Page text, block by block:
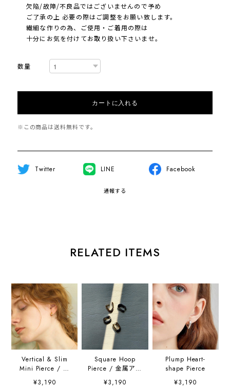
欠陥/故障/不良品ではございませんので予め
ご了承の上 必要の際はご調整をお願い致します。
繊細な作りの為、ご使用・ご着用の際は
十分にお気を付けてお取り扱い下さいませ。
数量
カートに入れる
※この商品は送料無料です。
Twitter LINE Facebook
通報する
RELATED ITEMS
Vertical & Slim
Mini Pierce / 金
属アレルギー対応
¥3,190
Square Hoop
Pierce / 金属アレ
ルギー対応
¥3,190
Plump Heart-
shape Pierce
¥3,190